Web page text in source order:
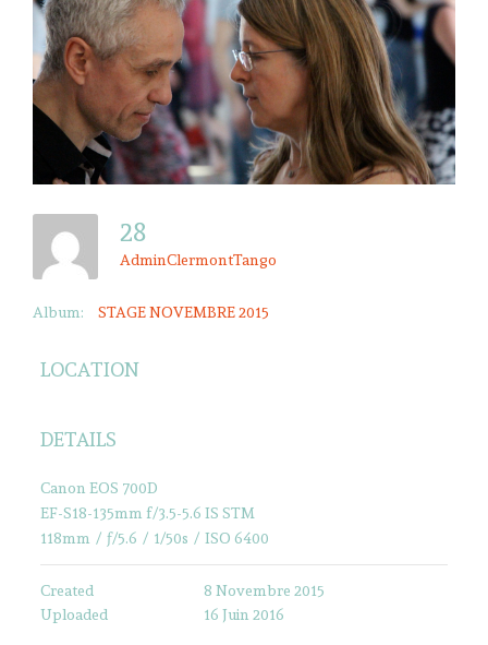
28
AdminClermontTango
Album: STAGE NOVEMBRE 2015
LOCATION
DETAILS
Canon EOS 700D
EF-S18-135mm f/3.5-5.6 IS STM
118mm / ƒ/5.6 / 1/50s / ISO 6400
Created
8 Novembre 2015
Uploaded
16 Juin 2016